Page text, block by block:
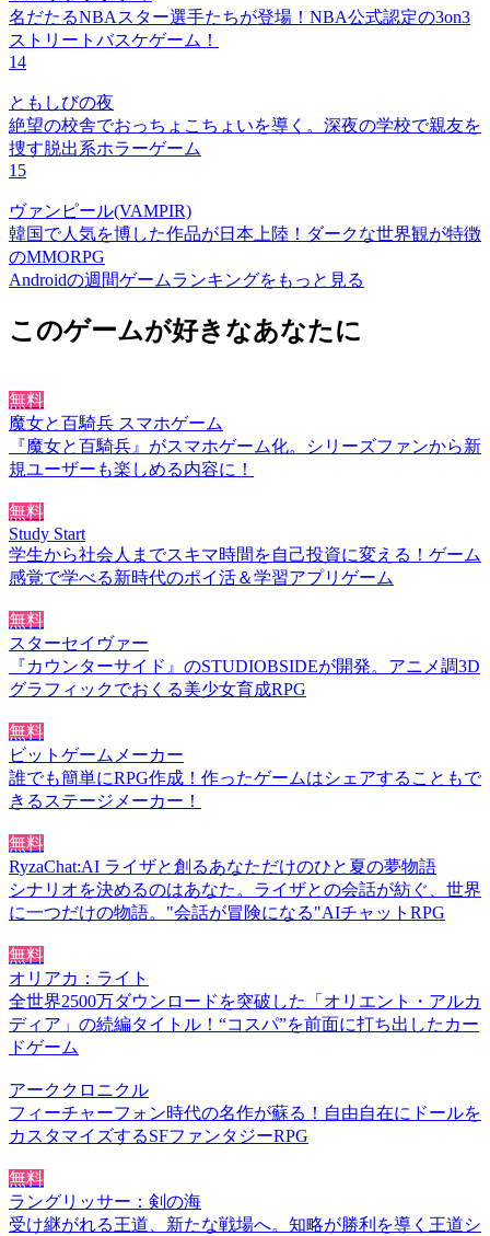
名だたるNBAスター選手たちが登場！NBA公式認定の3on3
ストリートバスケゲーム！
14
ともしびの夜
絶望の校舎でおっちょこちょいを導く。深夜の学校で親友を
捜す脱出系ホラーゲーム
15
ヴァンピール(VAMPIR)
韓国で人気を博した作品が日本上陸！ダークな世界観が特徴
のMMORPG
Androidの週間ゲームランキングをもっと見る
このゲームが好きなあなたに
無料
魔女と百騎兵 スマホゲーム
『魔女と百騎兵』がスマホゲーム化。シリーズファンから新
規ユーザーも楽しめる内容に！
無料
Study Start
学生から社会人までスキマ時間を自己投資に変える！ゲーム
感覚で学べる新時代のポイ活＆学習アプリゲーム
無料
スターセイヴァー
『カウンターサイド』のSTUDIOBSIDEが開発。アニメ調3D
グラフィックでおくる美少女育成RPG
無料
ビットゲームメーカー
誰でも簡単にRPG作成！作ったゲームはシェアすることもで
きるステージメーカー！
無料
RyzaChat:AI ライザと創るあなただけのひと夏の夢物語
シナリオを決めるのはあなた。ライザとの会話が紡ぐ、世界
に一つだけの物語。"会話が冒険になる"AIチャットRPG
無料
オリアカ：ライト
全世界2500万ダウンロードを突破した「オリエント・アルカ
ディア」の続編タイトル！“コスパ”を前面に打ち出したカー
ドゲーム
アーククロニクル
フィーチャーフォン時代の名作が蘇る！自由自在にドールを
カスタマイズするSFファンタジーRPG
無料
ラングリッサー：剣の海
受け継がれる王道、新たな戦場へ。知略が勝利を導く王道シ